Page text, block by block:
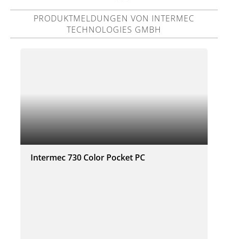
PRODUKTMELDUNGEN VON INTERMEC
TECHNOLOGIES GMBH
Intermec 730 Color Pocket PC